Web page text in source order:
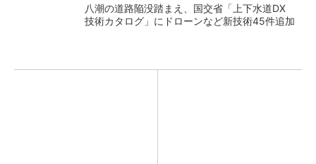
八潮の道路陥没踏まえ、国交省「上下水道DX
技術カタログ」にドローンなど新技術45件追加